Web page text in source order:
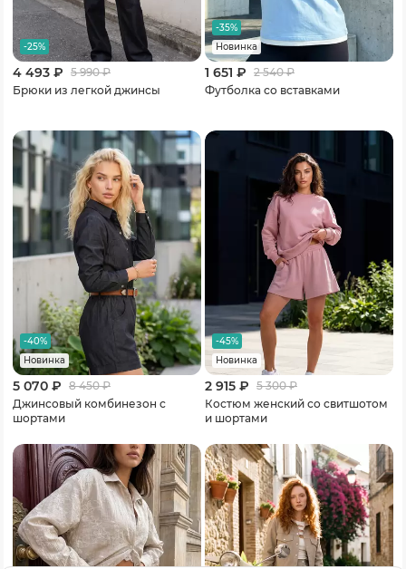
-25%
4 493 ₽ 5 990₽
Брюки из легкой джинсы
-35%
Новинка
1 651 ₽ 2 540₽
Футболка со вставками
-40%
Новинка
5 070 ₽ 8 450₽
Джинсовый комбинезон с
шортами
-45%
Новинка
2 915 ₽ 5 300₽
Костюм женский со свитшотом
и шортами